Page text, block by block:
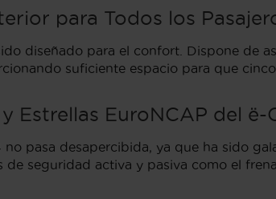
para Todos los
diseñado para el confort. Dispone de
suficiente espacio para que
Estrellas EuroNCAP del ë-
pasa desapercibida, ya que ha sido
de seguridad activa y pasiva como el